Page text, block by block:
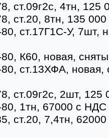
ст.09г2с, 4тн, 125
ст.20, 8тн, 135
ст.17Г1С-У, 7шт,
К60, новая,
ст.13ХФА, новая,
ст.09г2с, 2шт,
1тн, 67000 с НДС
ст.20, 7,4тн,